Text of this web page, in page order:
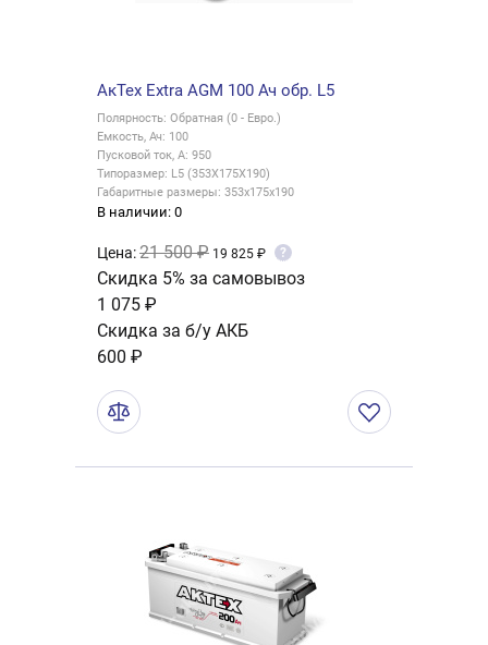
АкТех Extra AGM 100 Ач обр. L5
Полярность: Обратная (0 - Евро.)
Емкость, Ач: 100
Пусковой ток, А: 950
Типоразмер: L5 (353X175X190)
Габаритные размеры: 353x175x190
В наличии: 0
Цена:21 500 ₽ 19 825 ₽ ?
Скидка 5% за самовывоз
1 075 ₽
Скидка за б/у АКБ
600 ₽